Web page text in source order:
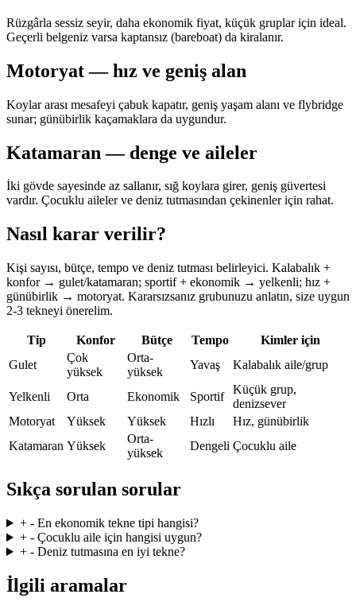
Rüzgârla sessiz seyir, daha ekonomik fiyat, küçük gruplar için ideal.
Geçerli belgeniz varsa kaptansız (bareboat) da kiralanır.
Motoryat — hız ve geniş alan
Koylar arası mesafeyi çabuk kapatır, geniş yaşam alanı ve flybridge
sunar; günübirlik kaçamaklara da uygundur.
Katamaran — denge ve aileler
İki gövde sayesinde az sallanır, sığ koylara girer, geniş güvertesi
vardır. Çocuklu aileler ve deniz tutmasından çekinenler için rahat.
Nasıl karar verilir?
Kişi sayısı, bütçe, tempo ve deniz tutması belirleyici. Kalabalık +
konfor → gulet/katamaran; sportif + ekonomik → yelkenli; hız +
günübirlik → motoryat. Kararsızsanız grubunuzu anlatın, size uygun
2-3 tekneyi önerelim.
Tip Konfor Bütçe Tempo
Kimler için
Gulet
Çok
yüksek
Orta-
yüksek
Yavaş Kalabalık aile/grup
Yelkenli Orta Ekonomik Sportif
Küçük grup,
denizsever
Motoryat
Yüksek Yüksek Hızlı
Hız, günübirlik
Katamaran Yüksek
Orta-
yüksek
Dengeli Çocuklu aile
Sıkça sorulan sorular
+ - En ekonomik tekne tipi hangisi?
+ - Çocuklu aile için hangisi uygun?
+ - Deniz tutmasına en iyi tekne?
İlgili aramalar